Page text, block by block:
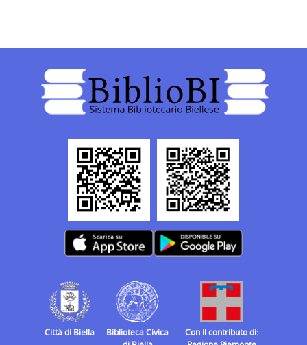
Città di Biella
Biblioteca Civica
Con il contributo di: